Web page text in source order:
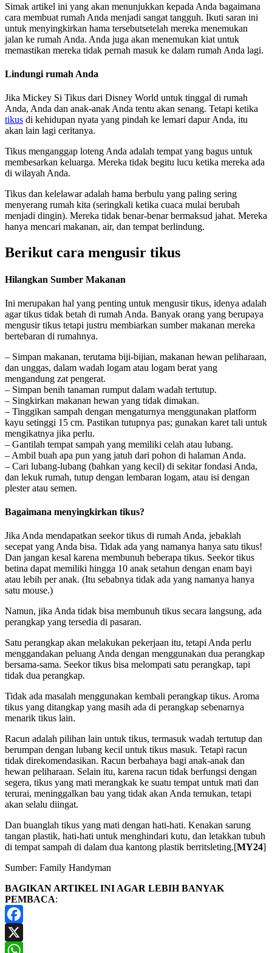
Simak artikel ini yang akan menunjukkan kepada Anda bagaimana
cara membuat rumah Anda menjadi sangat tangguh. Ikuti saran ini
untuk menyingkirkan hama tersebutsetelah mereka menemukan
jalan ke rumah Anda. Anda juga akan menemukan kiat untuk
memastikan mereka tidak pernah masuk ke dalam rumah Anda lagi.
Lindungi rumah Anda
Jika Mickey Si Tikus dari Disney World untuk tinggal di rumah
Anda, Anda dan anak-anak Anda tentu akan senang. Tetapi ketika
tikus di kehidupan nyata yang pindah ke lemari dapur Anda, itu
akan lain lagi ceritanya.
Tikus menganggap loteng Anda adalah tempat yang bagus untuk
membesarkan keluarga. Mereka tidak begitu lucu ketika mereka ada
di wilayah Anda.
Tikus dan kelelawar adalah hama berbulu yang paling sering
menyerang rumah kita (seringkali ketika cuaca mulai berubah
menjadi dingin). Mereka tidak benar-benar bermaksud jahat. Mereka
hanya mencari makanan, air, dan tempat berlindung.
Berikut cara mengusir tikus
Hilangkan Sumber Makanan
Ini merupakan hal yang penting untuk mengusir tikus, idenya adalah
agar tikus tidak betah di rumah Anda. Banyak orang yang berupaya
mengusir tikus tetapi justru membiarkan sumber makanan mereka
bertebaran di rumahnya.
– Simpan makanan, terutama biji-bijian, makanan hewan peliharaan,
dan unggas, dalam wadah logam atau logam berat yang
mengandung zat pengerat.
– Simpan benih tanaman rumput dalam wadah tertutup.
– Singkirkan makanan hewan yang tidak dimakan.
– Tinggikan sampah dengan mengaturnya menggunakan platform
kayu setinggi 15 cm. Pastikan tutupnya pas; gunakan karet tali untuk
mengikatnya jika perlu.
– Gantilah tempat sampah yang memiliki celah atau lubang.
– Ambil buah apa pun yang jatuh dari pohon di halaman Anda.
– Cari lubang-lubang (bahkan yang kecil) di sekitar fondasi Anda,
dan lekuk rumah, tutup dengan lembaran logam, atau isi dengan
plester atau semen.
Bagaimana menyingkirkan tikus?
Jika Anda mendapatkan seekor tikus di rumah Anda, jebaklah
secepat yang Anda bisa. Tidak ada yang namanya hanya satu tikus!
Dan jangan kesal karena membunuh beberapa tikus. Seekor tikus
betina dapat memiliki hingga 10 anak setahun dengan enam bayi
atau lebih per anak. (Itu sebabnya tidak ada yang namanya hanya
satu mouse.)
Namun, jika Anda tidak bisa membunuh tikus secara langsung, ada
perangkap yang tersedia di pasaran.
Satu perangkap akan melakukan pekerjaan itu, tetapi Anda perlu
menggandakan peluang Anda dengan menggunakan dua perangkap
bersama-sama. Seekor tikus bisa melompati satu perangkap, tapi
tidak dua perangkap.
Tidak ada masalah menggunakan kembali perangkap tikus. Aroma
tikus yang ditangkap yang masih ada di perangkap sebenarnya
menarik tikus lain.
Racun adalah pilihan lain untuk tikus, termasuk wadah tertutup dan
berumpan dengan lubang kecil untuk tikus masuk. Tetapi racun
tidak direkomendasikan. Racun berbahaya bagi anak-anak dan
hewan peliharaan. Selain itu, karena racun tidak berfungsi dengan
segera, tikus yang mati merangkak ke suatu tempat untuk mati dan
terurai, meninggalkan bau yang tidak akan Anda temukan, tetapi
akan selalu diingat.
Dan buanglah tikus yang mati dengan hati-hati. Kenakan sarung
tangan plastik, hati-hati untuk menghindari kutu, dan letakkan tubuh
di tempat sampah di dalam dua kantong plastik berritsleting.[MY24]
Sumber: Family Handyman
BAGIKAN ARTIKEL INI AGAR LEBIH BANYAK
PEMBACA:
Facebook
X